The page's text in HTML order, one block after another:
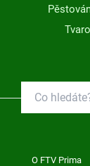
O FTV Prima